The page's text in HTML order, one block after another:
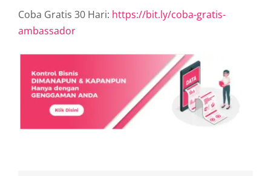
Coba Gratis 30 Hari: https://bit.ly/coba-gratis-
ambassador